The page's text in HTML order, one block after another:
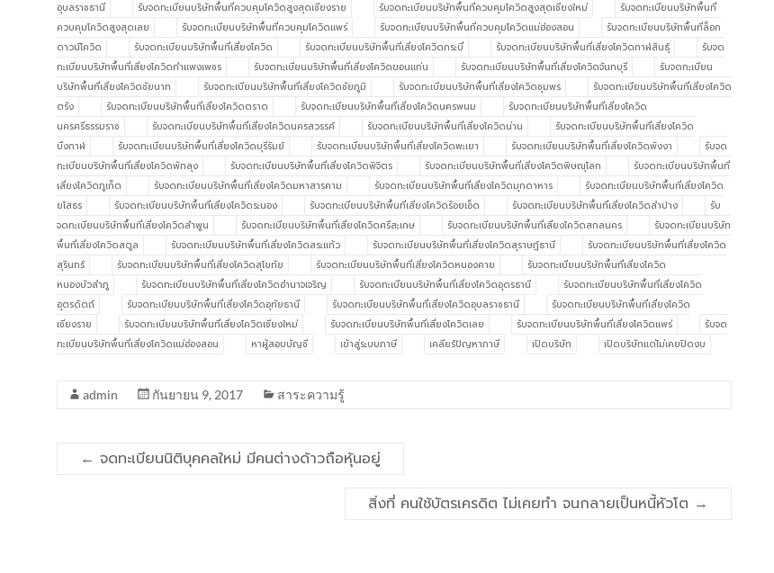
อุบลราชธานี
รับจดทะเบียนบริษัทพื้นที่ควบคุมโควิดสูงสุดเชียงราย รับจดทะเบียนบริษัทพื้นที่ควบคุมโควิดสูงสุดเชียงใหม่
รับจดทะเบียนบริษัทพื้นที่
ควบคุมโควิดสูงสุดเลย
รับจดทะเบียนบริษัทพื้นที่ควบคุมโควิดแพร่ รับจดทะเบียนบริษัทพื้นที่ควบคุมโควิดแม่ฮ่องสอน
รับจดทะเบียนบริษัทพื้นที่ล็อก
ดาวน์โควิด
รับจดทะเบียนบริษัทพื้นที่เสี่ยงโควิด รับจดทะเบียนบริษัทพื้นที่เสี่ยงโควิดกระบี่ รับจดทะเบียนบริษัทพื้นที่เสี่ยงโควิดกาฬสินธุ์
รับจด
ทะเบียนบริษัทพื้นที่เสี่ยงโควิดกำแพงเพชร
รับจดทะเบียนบริษัทพื้นที่เสี่ยงโควิดขอนแก่น รับจดทะเบียนบริษัทพื้นที่เสี่ยงโควิดจันทบุรี
รับจดทะเบียน
บริษัทพื้นที่เสี่ยงโควิดชัยนาท
รับจดทะเบียนบริษัทพื้นที่เสี่ยงโควิดชัยภูมิ รับจดทะเบียนบริษัทพื้นที่เสี่ยงโควิดชุมพร
รับจดทะเบียนบริษัทพื้นที่เสี่ยงโควิด
ตรัง
รับจดทะเบียนบริษัทพื้นที่เสี่ยงโควิดตราด รับจดทะเบียนบริษัทพื้นที่เสี่ยงโควิดนครพนม
รับจดทะเบียนบริษัทพื้นที่เสี่ยงโควิด
นครศรีธรรมราช
รับจดทะเบียนบริษัทพื้นที่เสี่ยงโควิดนครสวรรค์ รับจดทะเบียนบริษัทพื้นที่เสี่ยงโควิดน่าน
รับจดทะเบียนบริษัทพื้นที่เสี่ยงโควิด
บึงกาฬ
รับจดทะเบียนบริษัทพื้นที่เสี่ยงโควิดบุรีรัมย์ รับจดทะเบียนบริษัทพื้นที่เสี่ยงโควิดพะเยา รับจดทะเบียนบริษัทพื้นที่เสี่ยงโควิดพังงา
รับจด
ทะเบียนบริษัทพื้นที่เสี่ยงโควิดพัทลุง
รับจดทะเบียนบริษัทพื้นที่เสี่ยงโควิดพิจิตร รับจดทะเบียนบริษัทพื้นที่เสี่ยงโควิดพิษณุโลก
รับจดทะเบียนบริษัทพื้นที่
เสี่ยงโควิดภูเก็ต
รับจดทะเบียนบริษัทพื้นที่เสี่ยงโควิดมหาสารคาม รับจดทะเบียนบริษัทพื้นที่เสี่ยงโควิดมุกดาหาร
รับจดทะเบียนบริษัทพื้นที่เสี่ยงโควิด
ยโสธร
รับจดทะเบียนบริษัทพื้นที่เสี่ยงโควิดระนอง รับจดทะเบียนบริษัทพื้นที่เสี่ยงโควิดร้อยเอ็ด รับจดทะเบียนบริษัทพื้นที่เสี่ยงโควิดลำปาง
รับ
จดทะเบียนบริษัทพื้นที่เสี่ยงโควิดลำพูน
รับจดทะเบียนบริษัทพื้นที่เสี่ยงโควิดศรีสะเกษ รับจดทะเบียนบริษัทพื้นที่เสี่ยงโควิดสกลนคร
รับจดทะเบียนบริษัท
พื้นที่เสี่ยงโควิดสตูล
รับจดทะเบียนบริษัทพื้นที่เสี่ยงโควิดสระแก้ว รับจดทะเบียนบริษัทพื้นที่เสี่ยงโควิดสุราษฎ์ธานี
รับจดทะเบียนบริษัทพื้นที่เสี่ยงโควิด
สุรินทร์
รับจดทะเบียนบริษัทพื้นที่เสี่ยงโควิดสุโขทัย รับจดทะเบียนบริษัทพื้นที่เสี่ยงโควิดหนองคาย
รับจดทะเบียนบริษัทพื้นที่เสี่ยงโควิด
หนองบัวลำภู
รับจดทะเบียนบริษัทพื้นที่เสี่ยงโควิดอำนาจเจริญ รับจดทะเบียนบริษัทพื้นที่เสี่ยงโควิดอุดรธานี
รับจดทะเบียนบริษัทพื้นที่เสี่ยงโควิด
อุตรดิตถ์
รับจดทะเบียนบริษัทพื้นที่เสี่ยงโควิดอุทัยธานี รับจดทะเบียนบริษัทพื้นที่เสี่ยงโควิดอุบลราชธานี
รับจดทะเบียนบริษัทพื้นที่เสี่ยงโควิด
เชียงราย
รับจดทะเบียนบริษัทพื้นที่เสี่ยงโควิดเชียงใหม่ รับจดทะเบียนบริษัทพื้นที่เสี่ยงโควิดเลย รับจดทะเบียนบริษัทพื้นที่เสี่ยงโควิดแพร่
รับจด
ทะเบียนบริษัทพื้นที่เสี่ยงโควิดแม่ฮ่องสอน
หาผู้สอบบัญชี เข้าสู่ระบบภาษี เคลียร์ปัญหาภาษี เปิดบริษัท เปิดบริษัทแต่ไม่เคยปิดงบ
admin กันยายน 9, 2017 สาระความรู้
← จดทะเบียนนิติบุคคลใหม่ มีคนต่างด้าวถือหุ้นอยู่
สิ่งที่ คนใช้บัตรเครดิต ไม่เคยทำ จนกลายเป็นหนี้หัวโต →